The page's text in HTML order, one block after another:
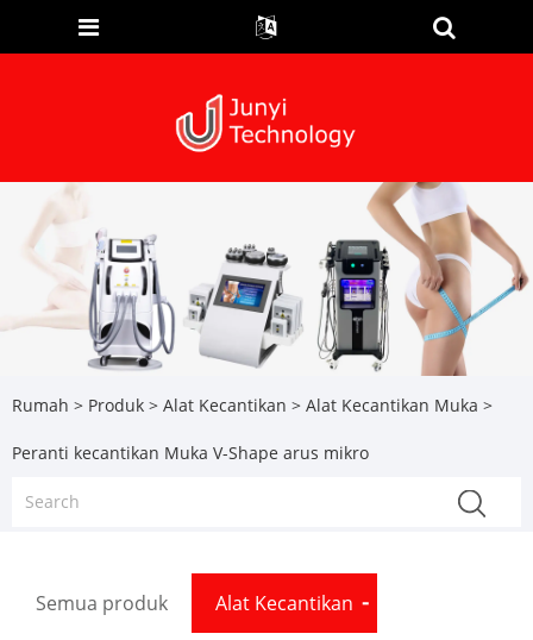
Rumah > Produk > Alat Kecantikan > Alat Kecantikan Muka >
Peranti kecantikan Muka V-Shape arus mikro
Semua produk Alat Kecantikan